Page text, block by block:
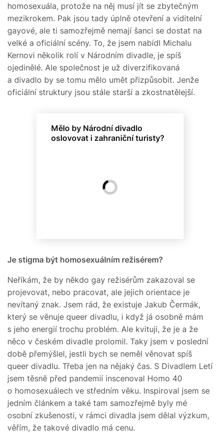
homosexuála, protože na něj musí jít se zbytečným
mezikrokem. Pak jsou tady úplně otevření a viditelní
gayové, ale ti samozřejmě nemají šanci se dostat na
velké a oficiální scény. To, že jsem nabídl Michalu
Kernovi několik rolí v Národním divadle, je spíš
ojedinělé. Ale společnost je už diverzifikovaná
a divadlo by se tomu mělo umět přizpůsobit. Jenže
oficiální struktury jsou stále starší a zkostnatělejší.
Mělo by Národní divadlo
oslovovat i zahraniční turisty?
Je stigma být homosexuálním režisérem?
Neříkám, že by někdo gay režisérům zakazoval se
projevovat, nebo pracovat, ale jejich orientace je
nevítaný znak. Jsem rád, že existuje Jakub Čermák,
který se věnuje queer divadlu, i když já osobně mám
s jeho energií trochu problém. Ale kvituji, že je a že
něco v českém divadle prolomil. Taky jsem v poslední
době přemýšlel, jestli bych se neměl věnovat spíš
queer divadlu. Třeba jen na nějaký čas. S Divadlem Letí
jsem těsně před pandemií inscenoval Homo 40
o homosexuálech ve středním věku. Inspiroval jsem se
jedním článkem a také tam samozřejmě byly mé
osobní zkušenosti, v rámci divadla jsem dělal výzkum,
věřím, že takové divadlo má cenu.